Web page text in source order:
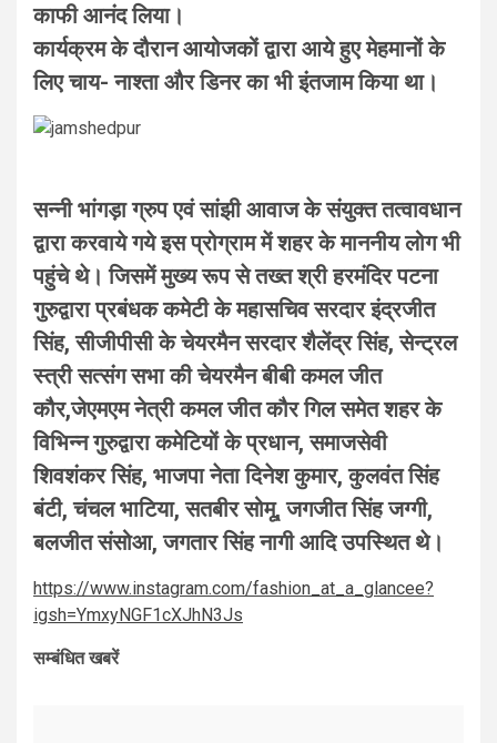
काफी आनंद लिया।
कार्यक्रम के दौरान आयोजकों द्वारा आये हुए मेहमानों के
लिए चाय- नाश्ता और डिनर का भी इंतजाम किया था।
सन्नी भांगड़ा ग्रुप एवं सांझी आवाज के संयुक्त तत्वावधान
द्वारा करवाये गये इस प्रोग्राम में शहर के माननीय लोग भी
पहुंचे थे। जिसमें मुख्य रूप से तख्त श्री हरमंदिर पटना
गुरुद्वारा प्रबंधक कमेटी के महासचिव सरदार इंद्रजीत
सिंह, सीजीपीसी के चेयरमैन सरदार शैलेंद्र सिंह, सेन्ट्रल
स्त्री सत्संग सभा की चेयरमैन बीबी कमल जीत
कौर,जेएमएम नेत्री कमल जीत कौर गिल समेत शहर के
विभिन्न गुरुद्वारा कमेटियों के प्रधान, समाजसेवी
शिवशंकर सिंह, भाजपा नेता दिनेश कुमार, कुलवंत सिंह
बंटी, चंचल भाटिया, सतबीर सोमू, जगजीत सिंह जग्गी,
बलजीत संसोआ, जगतार सिंह नागी आदि उपस्थित थे।
https://www.instagram.com/fashion_at_a_glancee?
igsh=YmxyNGF1cXJhN3Js
सम्बंधित खबरें